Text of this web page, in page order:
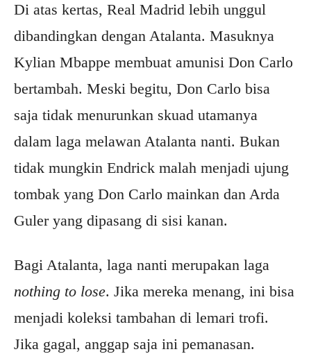
Di atas kertas, Real Madrid lebih unggul
dibandingkan dengan Atalanta. Masuknya
Kylian Mbappe membuat amunisi Don Carlo
bertambah. Meski begitu, Don Carlo bisa
saja tidak menurunkan skuad utamanya
dalam laga melawan Atalanta nanti. Bukan
tidak mungkin Endrick malah menjadi ujung
tombak yang Don Carlo mainkan dan Arda
Guler yang dipasang di sisi kanan.
Bagi Atalanta, laga nanti merupakan laga
nothing to lose. Jika mereka menang, ini bisa
menjadi koleksi tambahan di lemari trofi.
Jika gagal, anggap saja ini pemanasan.